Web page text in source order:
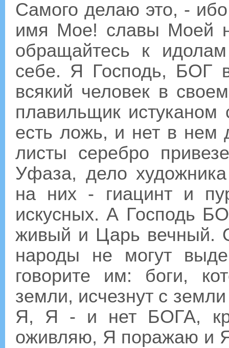
Самого делаю это, -
имя Мое! славы Моей
обращайтесь к
себе. Я Господь, БОГ
всякий человек в
плавильщик
есть ложь, и нет в нем
листы серебро
Уфаза, дело
на них - гиацинт и
искусных. А Господь
живый и Царь вечный.
народы не могут
говорите им: боги,
земли, исчезнут с
Я, Я - и нет БОГА,
оживляю, Я поражаю и